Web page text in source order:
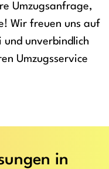
Umzugsanfrage,
Wir freuen uns auf
unverbindlich
Umzugsservice
in